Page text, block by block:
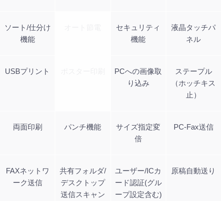
ソート/仕分け
機能
セキュリティ
機能
液晶タッチパ
ネル
USBプリント
PCへの画像取
り込み
ステープル
（ホッチキス
止）
両面印刷 パンチ機能
サイズ指定変
倍
PC-Fax送信
FAXネットワ
ーク送信
共有フォルダ/
デスクトップ
送信スキャン
ユーザー/ICカ
ード認証(グル
ープ設定含む)
原稿自動送り